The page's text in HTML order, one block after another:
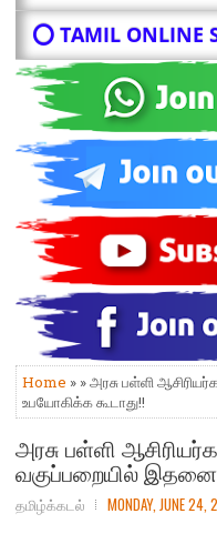
⭕ TAMIL ONLINE
Home » » அரசு பள்ளி
உபயோகிக்க கூடாது!!
அரசு பள்ளி
வகுப்பறையில் இதனை
தமிழ்க்கடல் MONDAY, JUNE 24,